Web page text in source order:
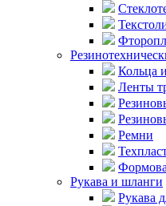
Кольца
Ленты
Ремни
Рукава и шланги
Рукава